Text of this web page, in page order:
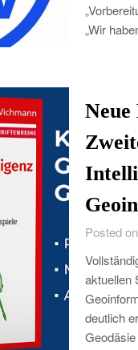
„Wir
Posted
aktuellen
deutlich